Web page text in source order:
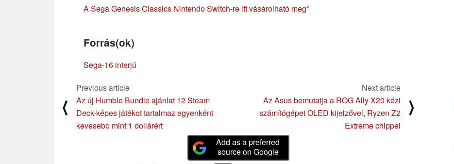
A Sega Genesis Classics Nintendo Switch-re itt vásárolható meg
Forrás(ok)
Sega-16 interjú
⟨
Previous article
Az új Humble Bundle ajánlat 12 Steam
Deck-képes játékot tartalmaz egyenként
kevesebb mint 1 dollárért
Next article
Az Asus bemutatja a ROG Ally X20 kézi
számítógépet OLED kijelzővel, Ryzen Z2
Extreme chippel
⟩
Add as a preferred
source on Google